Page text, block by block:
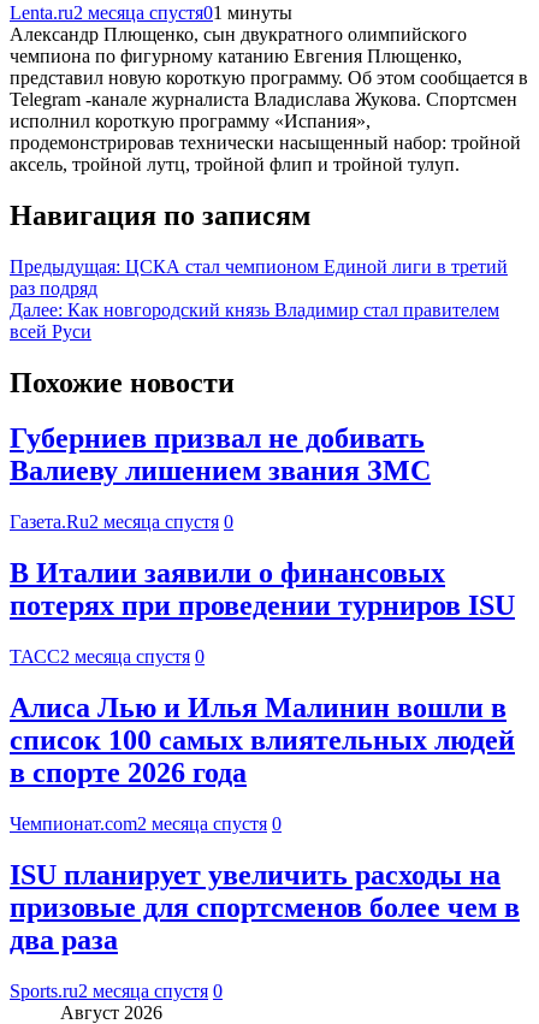
Lenta.ru2 месяца спустя01 минуты
Александр Плющенко, сын двукратного олимпийского
чемпиона по фигурному катанию Евгения Плющенко,
представил новую короткую программу. Об этом сообщается в
Telegram -канале журналиста Владислава Жукова. Спортсмен
исполнил короткую программу «Испания»,
продемонстрировав технически насыщенный набор: тройной
аксель, тройной лутц, тройной флип и тройной тулуп.
Навигация по записям
Предыдущая: ЦСКА стал чемпионом Единой лиги в третий
раз подряд
Далее: Как новгородский князь Владимир стал правителем
всей Руси
Похожие новости
Губерниев призвал не добивать
Валиеву лишением звания ЗМС
Газета.Ru2 месяца спустя 0
В Италии заявили о финансовых
потерях при проведении турниров ISU
ТАСС2 месяца спустя 0
Алиса Лью и Илья Малинин вошли в
список 100 самых влиятельных людей
в спорте 2026 года
Чемпионат.com2 месяца спустя 0
ISU планирует увеличить расходы на
призовые для спортсменов более чем в
два раза
Sports.ru2 месяца спустя 0
Август 2026